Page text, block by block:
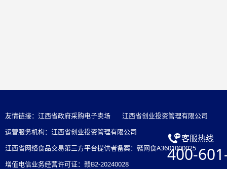
友情链接： 江西省政府采购电子卖场
江西省创业投资管理有限公司
运营服务机构：江西省创业投资管理有限公司
江西省网络食品交易第三方平台提供者备案：赣网食A3601000025
增值电信业务经营许可证：赣B2-20240028
客服热线
400-